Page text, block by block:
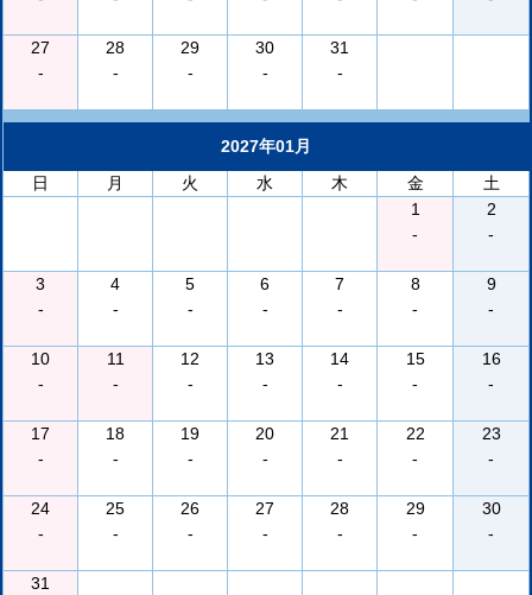
27
-
28
-
29
-
30
-
31
-
2027年01月
日
月 火 水 木 金
土
1
-
2
-
3
-
4
-
5
-
6
-
7
-
8
-
9
-
10
-
11
-
12
-
13
-
14
-
15
-
16
-
17
-
18
-
19
-
20
-
21
-
22
-
23
-
24
-
25
-
26
-
27
-
28
-
29
-
30
-
31